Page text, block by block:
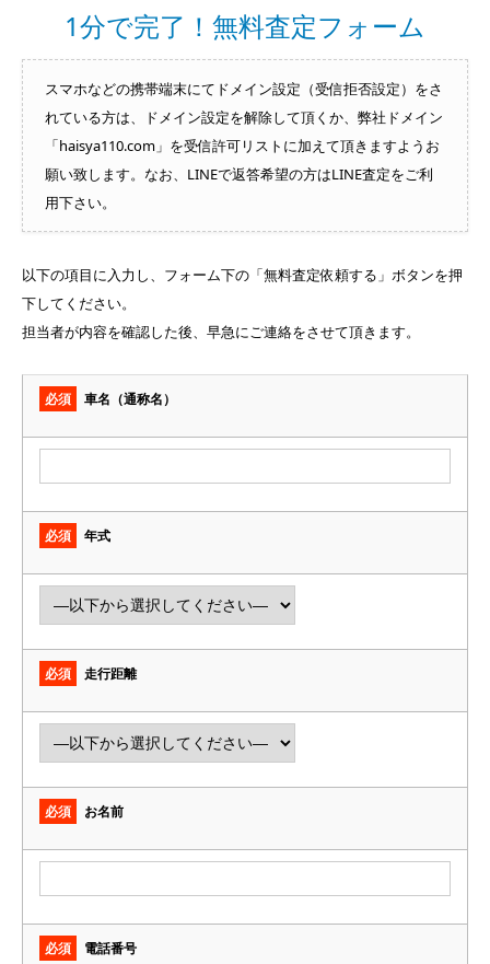
1分で完了！無料査定フォーム
スマホなどの携帯端末にてドメイン設定（受信拒否設定）をさ
れている方は、ドメイン設定を解除して頂くか、弊社ドメイン
「haisya110.com」を受信許可リストに加えて頂きますようお
願い致します。なお、LINEで返答希望の方はLINE査定をご利
用下さい。
以下の項目に入力し、フォーム下の「無料査定依頼する」ボタンを押
下してください。
担当者が内容を確認した後、早急にご連絡をさせて頂きます。
必須 車名（通称名）
必須 年式
必須 走行距離
必須 お名前
必須 電話番号